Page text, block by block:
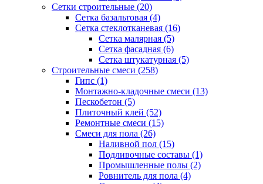
Сетки строительные (20)
Сетка базальтовая (4)
Сетка стеклотканевая (16)
Сетка малярная (5)
Сетка фасадная (6)
Сетка штукатурная (5)
Строительные смеси (258)
Гипс (1)
Монтажно-кладочные смеси (13)
Пескобетон (5)
Плиточный клей (52)
Ремонтные смеси (15)
Смеси для пола (26)
Наливной пол (15)
Подливочные составы (1)
Промышленные полы (2)
Ровнитель для пола (4)